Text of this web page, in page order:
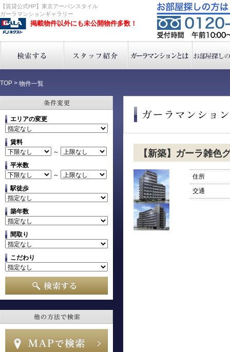
【賃貸公式HP】東京アーバンスタイル
ガーラマンションギャラリー
掲載物件以外にも未公開物件多数！
TOP > 物件一覧
エリアの変更
賃料
～
平米数
～
駅徒歩
築年数
間取り
こだわり
【新築】ガーラ雑色
住所
交通